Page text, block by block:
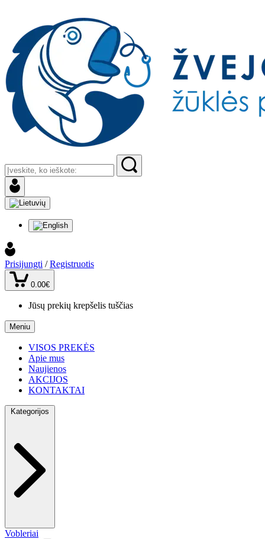
Prisijungti / Registruotis
0.00€
Jūsų prekių krepšelis tuščias
Meniu
VISOS PREKĖS
Apie mus
Naujienos
AKCIJOS
KONTAKTAI
Kategorijos
Vobleriai